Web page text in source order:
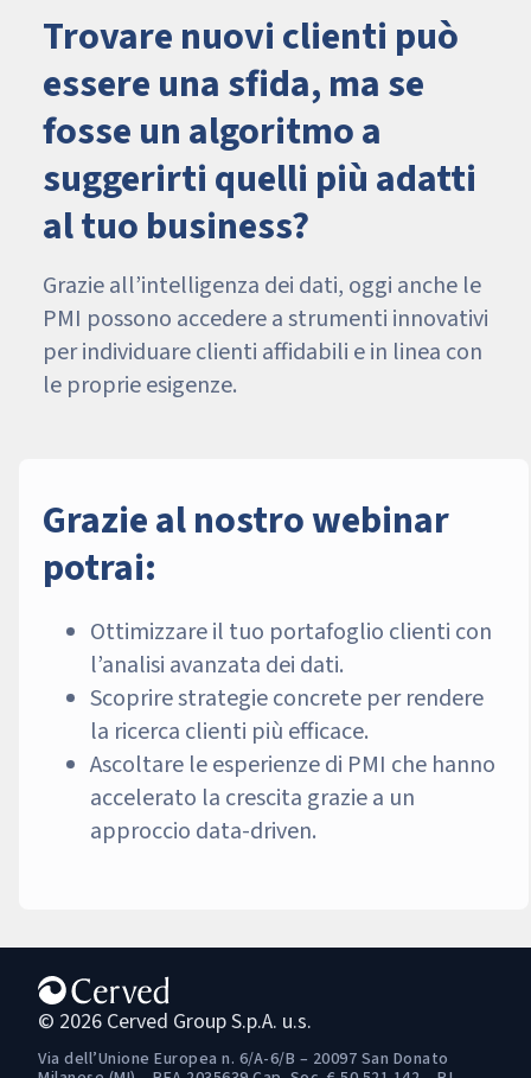
Trovare nuovi clienti può
essere una sfida, ma se
fosse un algoritmo a
suggerirti quelli più adatti
al tuo business?
Grazie all’intelligenza dei dati, oggi anche le
PMI possono accedere a strumenti innovativi
per individuare clienti affidabili e in linea con
le proprie esigenze.
Grazie al nostro webinar
potrai:
Ottimizzare il tuo portafoglio clienti con
l’analisi avanzata dei dati.
Scoprire strategie concrete per rendere
la ricerca clienti più efficace.
Ascoltare le esperienze di PMI che hanno
accelerato la crescita grazie a un
approccio data-driven.
© 2026 Cerved Group S.p.A. u.s.
Via dell’Unione Europea n. 6/A-6/B – 20097 San Donato